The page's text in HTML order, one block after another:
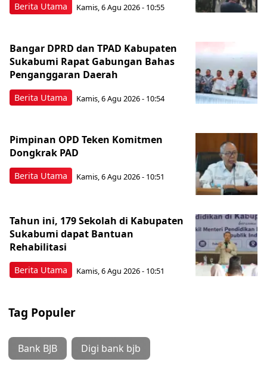
Berita Utama Kamis, 6 Agu 2026 - 10:55
Berita Utama
Bangar DPRD dan TPAD Kabupaten
Sukabumi Rapat Gabungan Bahas
Penganggaran Daerah
Kamis, 6 Agu 2026 - 10:54
Berita Utama
Pimpinan OPD Teken Komitmen
Dongkrak PAD
Kamis, 6 Agu 2026 - 10:51
Berita Utama
Tahun ini, 179 Sekolah di Kabupaten
Sukabumi dapat Bantuan
Rehabilitasi
Kamis, 6 Agu 2026 - 10:51
Tag Populer
Bank BJB Digi bank bjb